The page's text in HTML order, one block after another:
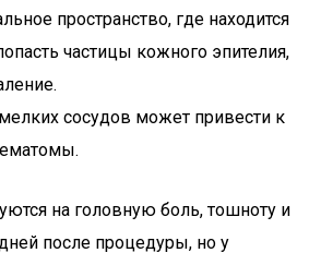
пространство, где находится
частицы кожного эпителия,
сосудов может привести к
на головную боль, тошноту и
после процедуры, но у